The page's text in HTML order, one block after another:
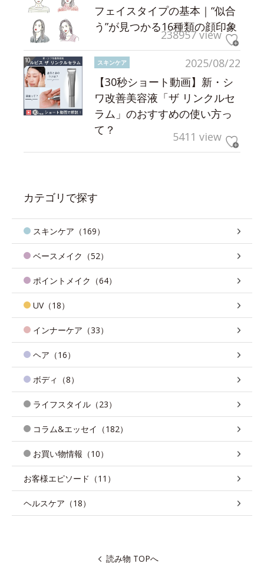
フェイスタイプの基本｜“似合
う”が見つかる16種類の顔印象
238957 view
2025/08/22
スキンケア
【30秒ショート動画】新・シ
ワ改善美容液「ザ リンクルセ
ラム」のおすすめの使い方っ
て？
5411 view
カテゴリで探す
スキンケア（169）
ベースメイク（52）
ポイントメイク（64）
UV（18）
インナーケア（33）
ヘア（16）
ボディ（8）
ライフスタイル（23）
コラム&エッセイ（182）
お買い物情報（10）
お客様エピソード（11）
ヘルスケア（18）
読み物 TOPへ